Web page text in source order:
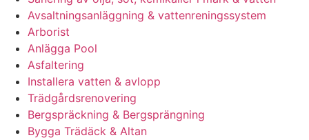
Avsaltningsanläggning & vattenreningssystem
Arborist
Anlägga Pool
Asfaltering
Installera vatten & avlopp
Trädgårdsrenovering
Bergspräckning & Bergsprängning
Bygga Trädäck & Altan